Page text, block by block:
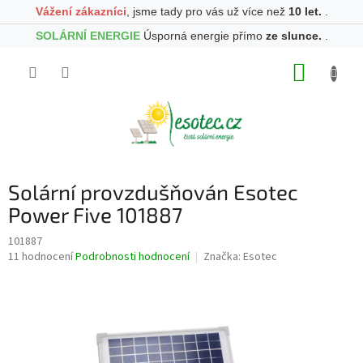
Vážení zákazníci , jsme tady pro vás už více než 10 let.
SOLÁRNÍ ENERGIEÚsporná energie přímo ze slunce.
Solární provzdušňován Esotec
Power Five 101887
101887
Průměrné
11 hodnoceníPodrobnosti hodnocení Značka: Esotec